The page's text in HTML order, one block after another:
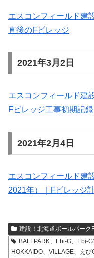
エスコンフィールド建
直後のFビレッジ
2021年3月2日
エスコンフィールド建
Fビレッジ工事初期記録
2021年2月4日
エスコンフィールド建
2021年）｜Fビレッジ
建設！北海道ボールパーク
BALLPARK、Ebi-G、Ebi-
HOKKAIDO、VILLAGE、え